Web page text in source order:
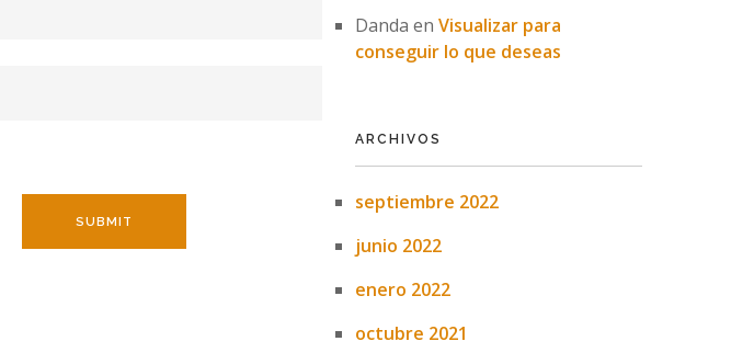
Danda en Visualizar para
conseguir lo que deseas
ARCHIVOS
septiembre 2022
junio 2022
enero 2022
octubre 2021